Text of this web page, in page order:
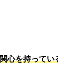
心を持って